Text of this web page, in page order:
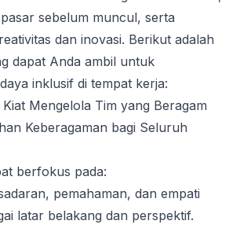
sebelum muncul, serta
dan inovasi. Berikut adalah
dapat Anda ambil untuk
inklusif di tempat kerja:
Kiat Mengelola Tim yang Beragam
Keberagaman bagi Seluruh
berfokus pada:
pemahaman, dan empati
latar belakang dan perspektif.